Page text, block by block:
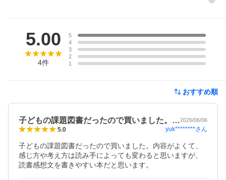
5.00
4件
5
4
3
2
1
おすすめ順
子どもの課題図書だったので買いました。…2026/06/06
5.0 yuk********さん
子どもの課題図書だったので買いました。内容がよくて、
感じ方や考え方は読み手によっても変わると思いますが、
読書感想文を書きやすい本だと思います。